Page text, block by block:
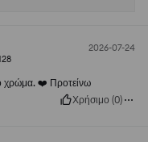
2026-07-24
χρώμα. ❤️ Προτείνω
Χρήσιμο (0)